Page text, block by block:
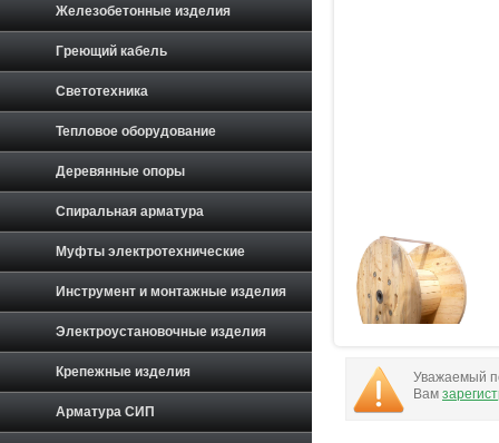
Уважаемый
Вам
Железобетонные изделия
Греющий кабель
Светотехника
Тепловое оборудование
Деревянные опоры
Спиральная арматура
Муфты электротехнические
Инструмент и монтажные изделия
Электроустановочные изделия
Крепежные изделия
Арматура СИП